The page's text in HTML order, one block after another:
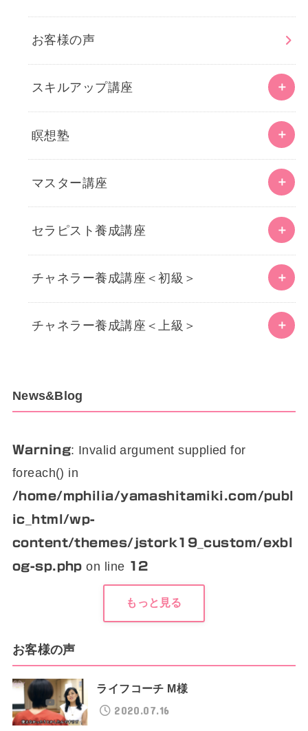
お客様の声
スキルアップ講座
瞑想塾
マスター講座
セラピスト養成講座
チャネラー養成講座＜初級＞
チャネラー養成講座＜上級＞
News&Blog
Warning: Invalid argument supplied for
foreach() in
/home/mphilia/yamashitamiki.com/publ
ic_html/wp-
content/themes/jstork19_custom/exbl
og-sp.php on line 12
もっと見る
お客様の声
ライフコーチ M様
2020.07.16